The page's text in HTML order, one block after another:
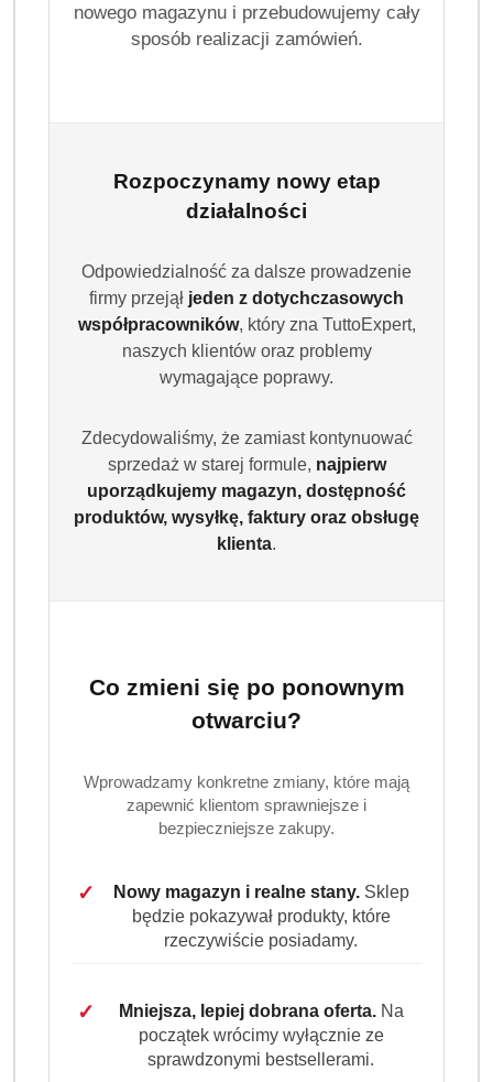
nowego magazynu i przebudowujemy cały
sposób realizacji zamówień.
Rozpoczynamy nowy etap
działalności
Odpowiedzialność za dalsze prowadzenie
firmy przejął jeden z dotychczasowych
współpracowników, który zna TuttoExpert,
naszych klientów oraz problemy
wymagające poprawy.
Zdecydowaliśmy, że zamiast kontynuować
sprzedaż w starej formule, najpierw
uporządkujemy magazyn, dostępność
produktów, wysyłkę, faktury oraz obsługę
klienta.
Co zmieni się po ponownym
otwarciu?
Wprowadzamy konkretne zmiany, które mają
zapewnić klientom sprawniejsze i
bezpieczniejsze zakupy.
✓ Nowy magazyn i realne stany.Sklep
będzie pokazywał produkty, które
rzeczywiście posiadamy.
✓ Mniejsza, lepiej dobrana oferta.Na
początek wrócimy wyłącznie ze
sprawdzonymi bestsellerami.